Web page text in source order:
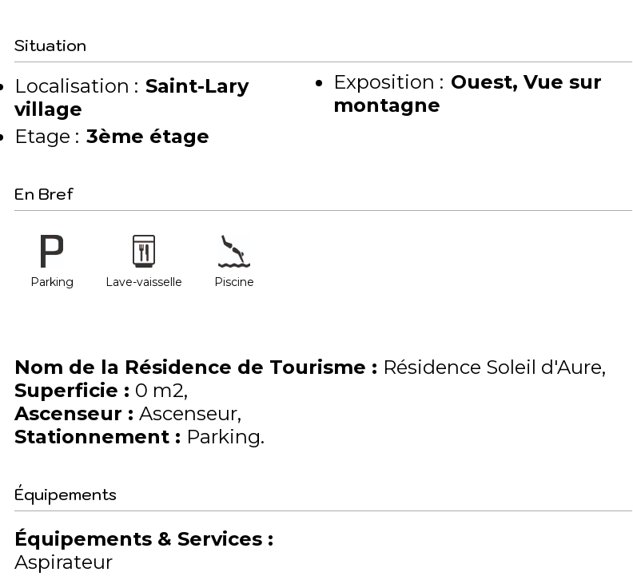
Situation
Localisation : Saint-Lary
village
Etage : 3ème étage
Exposition : Ouest Vue sur
montagne
En Bref
Parking Lave-vaisselle Piscine
Nom de la Résidence de Tourisme : Résidence Soleil d'Aure
Superficie : 0 m2
Ascenseur : Ascenseur
Stationnement : Parking
Équipements
Équipements & Services :
Aspirateur